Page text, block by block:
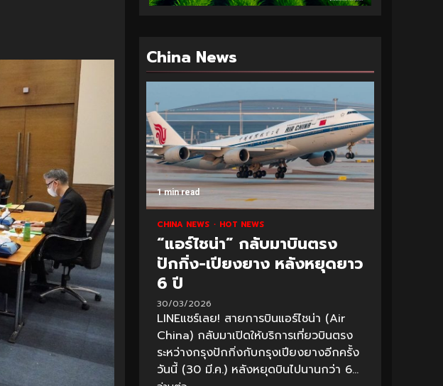
China News
1 min read
CHINA NEWS HOT NEWS
“แอร์ไชน่า” กลับมาบินตรง
ปักกิ่ง-เปียงยาง หลังหยุดยาว
6 ปี
30/03/2026
LINEแชร์เลย! สายการบินแอร์ไชน่า (Air
China) กลับมาเปิดให้บริการเที่ยวบินตรง
ระหว่างกรุงปักกิ่งกับกรุงเปียงยางอีกครั้ง
วันนี้ (30 มี.ค.) หลังหยุดบินไปนานกว่า 6...